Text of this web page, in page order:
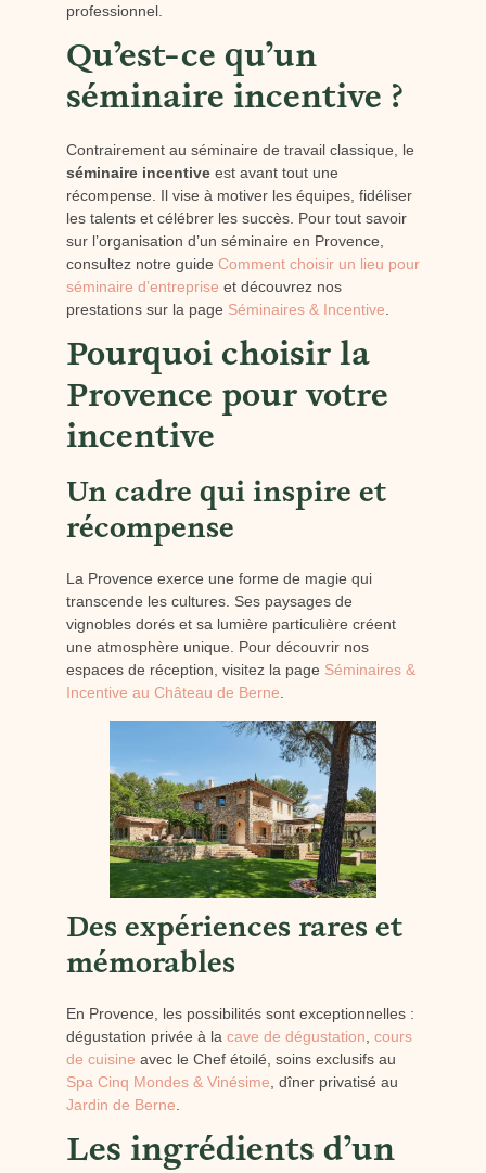
professionnel.
Qu’est-ce qu’un
séminaire incentive ?
Contrairement au séminaire de travail classique, le
séminaire incentiveest avant tout une
récompense. Il vise à motiver les équipes, fidéliser
les talents et célébrer les succès. Pour tout savoir
sur l’organisation d’un séminaire en Provence,
consultez notre guide Comment choisir un lieu pour
séminaire d’entreprise et découvrez nos
prestations sur la page Séminaires & Incentive
Pourquoi choisir la
Provence pour votre
incentive
Un cadre qui inspire et
récompense
La Provence exerce une forme de magie qui
transcende les cultures. Ses paysages de
vignobles dorés et sa lumière particulière créent
une atmosphère unique. Pour découvrir nos
espaces de réception, visitez la page Séminaires &
Incentive au Château de Berne
Des expériences rares et
mémorables
En Provence, les possibilités sont exceptionnelles :
dégustation privée à la cave de dégustation cours
de cuisine avec le Chef étoilé, soins exclusifs au
Spa Cinq Mondes & Vinésime , dîner privatisé au
Jardin de Berne
Les ingrédients d’un